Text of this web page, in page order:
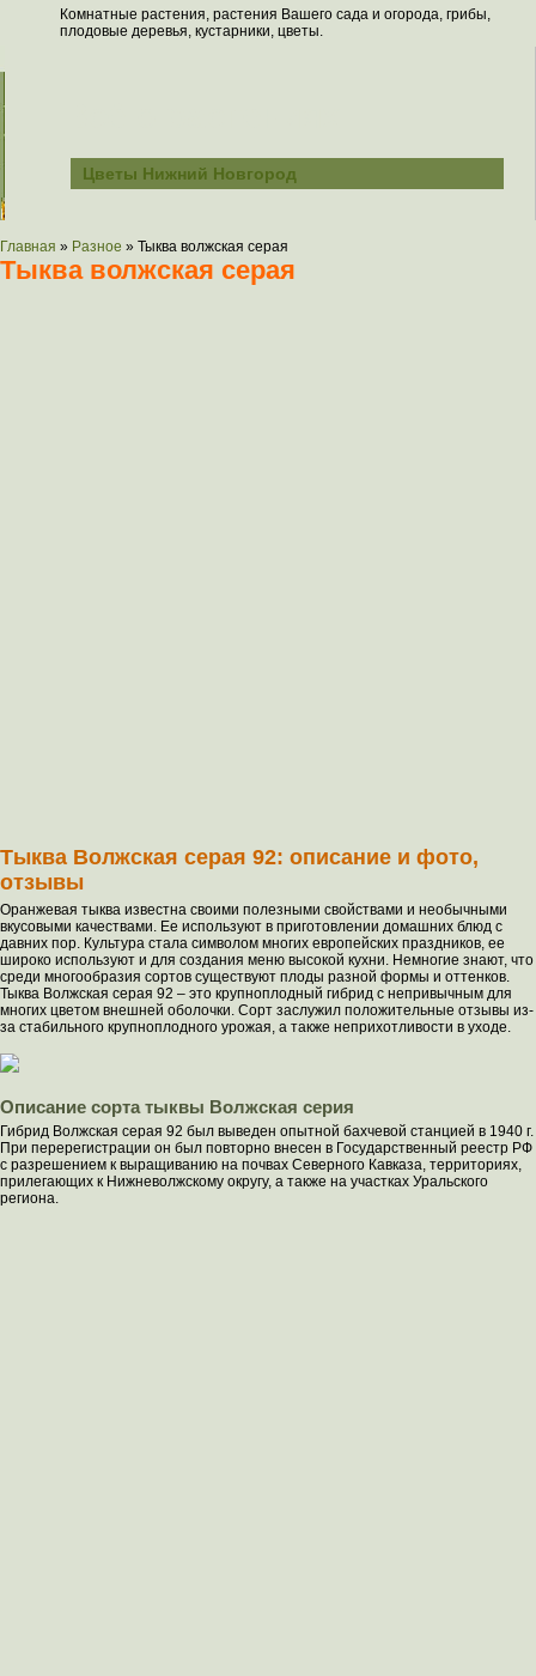
Комнатные растения, растения Вашего сада и огорода, грибы,
плодовые деревья, кустарники, цветы.
Цветы Нижний Новгород
Главная » Разное » Тыква волжская серая
Тыква волжская серая
Тыква Волжская серая 92: описание и фото,
отзывы
Оранжевая тыква известна своими полезными свойствами и необычными
вкусовыми качествами. Ее используют в приготовлении домашних блюд с
давних пор. Культура стала символом многих европейских праздников, ее
широко используют и для создания меню высокой кухни. Немногие знают, что
среди многообразия сортов существуют плоды разной формы и оттенков.
Тыква Волжская серая 92 – это крупноплодный гибрид с непривычным для
многих цветом внешней оболочки. Сорт заслужил положительные отзывы из-
за стабильного крупноплодного урожая, а также неприхотливости в уходе.
Описание сорта тыквы Волжская серия
Гибрид Волжская серая 92 был выведен опытной бахчевой станцией в 1940 г.
При перерегистрации он был повторно внесен в Государственный реестр РФ
с разрешением к выращиванию на почвах Северного Кавказа, территориях,
прилегающих к Нижневолжскому округу, а также на участках Уральского
региона.